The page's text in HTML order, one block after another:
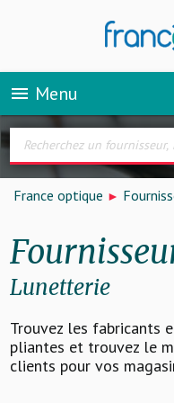
menu Menu
France optique
Lunetterie
Trouvez les fabricants
pliantes et trouvez le
clients pour vos